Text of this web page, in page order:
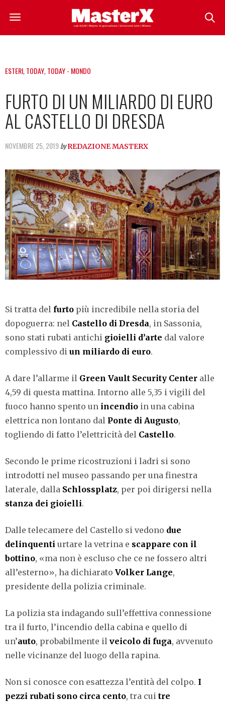
ESTERI,TODAY,TODAY - MONDO
FURTO DI UN MILIARDO DI EURO
AL CASTELLO DI DRESDA
NOVEMBRE 25, 2019by REDAZIONE MASTERX
Si tratta del furto più incredibile nella storia del
dopoguerra: nel Castello di Dresda, in Sassonia,
sono stati rubati antichi gioielli d’arte dal valore
complessivo di un miliardo di euro.
A dare l’allarme il Green Vault Security Center alle
4,59 di questa mattina. Intorno alle 5,35 i vigili del
fuoco hanno spento un incendio in una cabina
elettrica non lontano dal Ponte di Augusto,
togliendo di fatto l’elettricità del Castello.
Secondo le prime ricostruzioni i ladri si sono
introdotti nel museo passando per una finestra
laterale, dalla Schlossplatz, per poi dirigersi nella
stanza dei gioielli.
Dalle telecamere del Castello si vedono due
delinquenti urtare la vetrina e scappare con il
bottino, «ma non è escluso che ce ne fossero altri
all’esterno», ha dichiarato Volker Lange,
presidente della polizia criminale.
La polizia sta indagando sull’effettiva connessione
tra il furto, l’incendio della cabina e quello di
un’auto, probabilmente il veicolo di fuga, avvenuto
nelle vicinanze del luogo della rapina.
Non si conosce con esattezza l’entità del colpo. I
pezzi rubati sono circa cento, tra cui tre